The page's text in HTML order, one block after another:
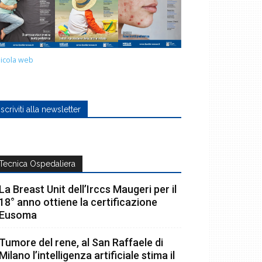
web
alla newsletter
Ospedaliera
Breast Unit dell’Irccs Maugeri per il
anno ottiene la certificazione
del rene, al San Raffaele di
l’intelligenza artificiale stima il